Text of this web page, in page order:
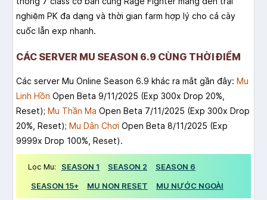
nghiệm PK đa dạng và thời gian farm hợp lý cho cả cày
cuốc lẫn exp nhanh.
CÁC SERVER MU SEASON 6.9 CÙNG THỜI ĐIỂM
Các server Mu Online Season 6.9 khác ra mắt gần đây: Mu
Linh Hồn Open Beta 9/11/2025 (Exp 300x Drop 20%,
Reset); Mu Thần Ma Open Beta 7/11/2025 (Exp 300x Drop
20%, Reset); Mu Dân Chơi Open Beta 8/11/2025 (Exp
9999x Drop 100%, Reset).
Lọc Mu: SEASON 1 SEASON 2
SEASON 6
SEASON 15+
MU NON RESET MU NƯỚC NGOÀI